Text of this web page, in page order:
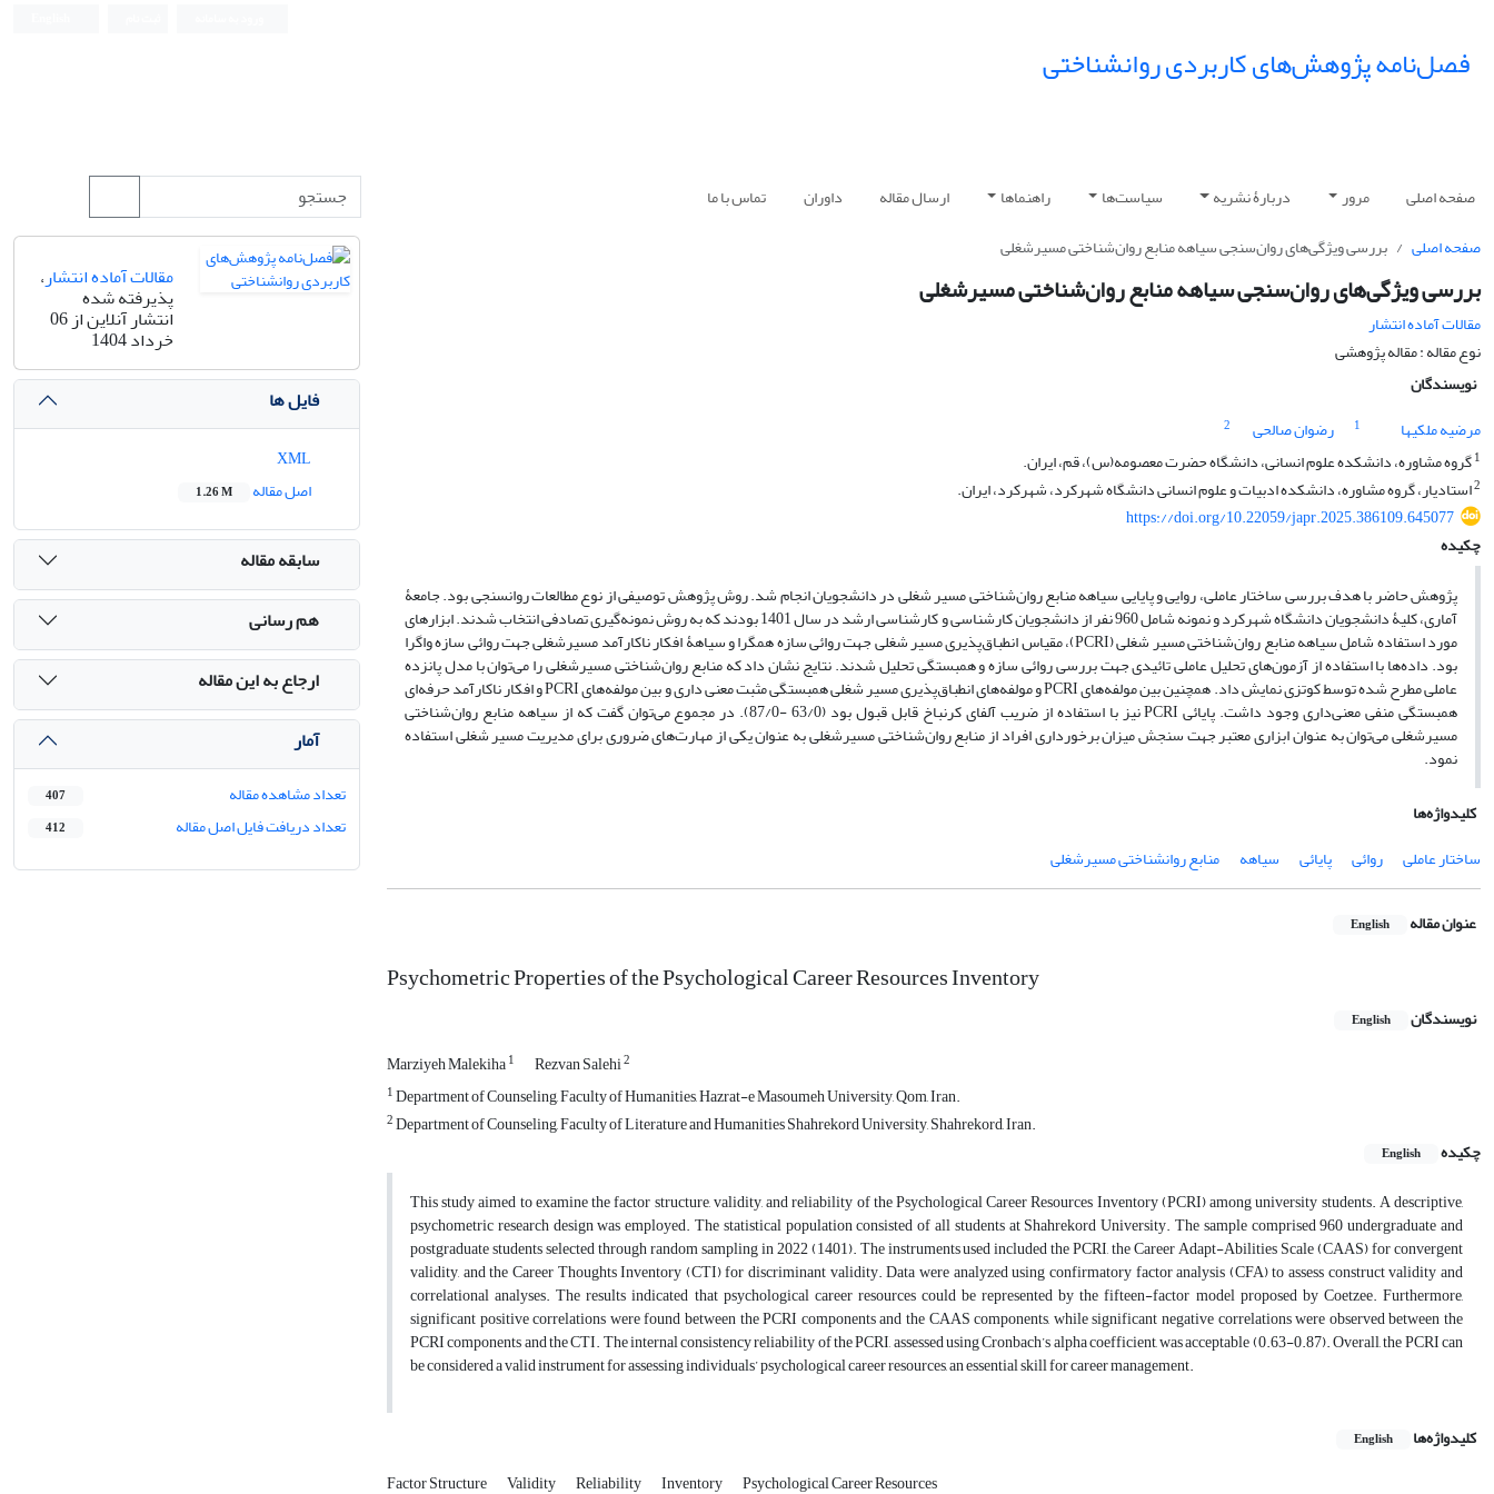
فصل‌نامه پژوهش‌های کاربردی روانشناختی
صفحه اصلی مرور دربارۀ نشریه سیاست‌ها راهنماها ارسال مقاله داوران
تماس با ما
صفحه اصلی
بررسی ویژگی‌های روان‌سنجی سیاهه منابع روان‌شناختی مسیرشغلی
بررسی ویژگی‌های روان‌سنجی سیاهه منابع روان‌شناختی مسیرشغلی
مقالات آماده انتشار
نوع مقاله : مقاله پژوهشی
نویسندگان
مرضیه ملکیها
1 رضوان صالحی
2
1گروه مشاوره، دانشکده علوم انسانی، دانشگاه حضرت معصومه(س)، قم، ایران.
2استادیار، گروه مشاوره، دانشکده ادبیات و علوم انسانی دانشگاه شهرکرد، شهرکرد، ایران.
https://doi.org/10.22059/japr.2025.386109.645077
چکیده
پژوهش حاضر با هدف بررسی ساختار عاملی، روایی و پایایی سیاهه منابع روان‌شناختی مسیر شغلی در دانشجویان انجام شد. روش پژوهش توصیفی از نوع مطالعات روانسنجی بود. جامعۀ
آماری، کلیۀ دانشجویان دانشگاه شهرکرد و نمونه شامل 960 نفر از دانشجویان کارشناسی و کارشناسی ارشد در سال 1401 بودند که به روش نمونه‌گیری تصادفی انتخاب شدند. ابزارهای
مورد استفاده شامل سیاهه منابع روان‌شناختی مسیر شغلی (PCRI)، مقیاس انطباق‌پذیری مسیر شغلی جهت روائی سازه همگرا و سیاهۀ افکار ناکارآمد مسیرشغلی جهت روائی سازه واگرا
بود. داده‌ها با استفاده از آزمون‌های تحلیل عاملی تائیدی جهت بررسی روائی سازه و همبستگی تحلیل شدند. نتایج نشان داد که منابع روان‌شناختی مسیرشغلی را می‌توان با مدل پانزده
عاملی مطرح شده توسط کوتزی نمایش داد. همچنین بین مولفه‌های PCRI و مولفه‌های انطباق‌پذیری مسیر شغلی همبستگی مثبت معنی داری و بین مولفه‌های PCRI و افکار ناکارآمد حرفه‌ای
همبستگی منفی معنی‌داری وجود داشت. پایائی PCRI نیز با استفاده از ضریب آلفای کرنباخ قابل قبول بود (63/0 -87/0). در مجموع می‌توان گفت که از سیاهه منابع روان‌شناختی
مسیرشغلی می‌توان به عنوان ابزاری معتبر جهت سنجش میزان برخورداری افراد از منابع روان‌شناختی مسیرشغلی به عنوان یکی از مهارت‌های ضروری برای مدیریت مسیر شغلی استفاده
نمود.
کلیدواژه‌ها
ساختار عاملی
روائی پایائی سیاهه منابع روانشناختی مسیرشغلی
عنوان مقاله English
Psychometric Properties of the Psychological Career Resources Inventory
نویسندگان English
Marziyeh Malekiha1 Rezvan Salehi2
1Department of Counseling, Faculty of Humanities, Hazrat-e Masoumeh University, Qom, Iran.
2Department of Counseling, Faculty of Literature and Humanities Shahrekord University, Shahrekord, Iran.
چکیده
English
This study aimed to examine the factor structure, validity, and reliability of the Psychological Career Resources Inventory (PCRI) among university students. A descriptive,
psychometric research design was employed. The statistical population consisted of all students at Shahrekord University. The sample comprised 960 undergraduate and
postgraduate students selected through random sampling in 2022 (1401). The instruments used included the PCRI, the Career Adapt-Abilities Scale (CAAS) for convergent
validity, and the Career Thoughts Inventory (CTI) for discriminant validity. Data were analyzed using confirmatory factor analysis (CFA) to assess construct validity and
correlational analyses. The results indicated that psychological career resources could be represented by the fifteen-factor model proposed by Coetzee. Furthermore,
significant positive correlations were found between the PCRI components and the CAAS components, while significant negative correlations were observed between the
PCRI components and the CTI. The internal consistency reliability of the PCRI, assessed using Cronbach’s alpha coefficient, was acceptable (0.63-0.87). Overall, the PCRI can
be considered a valid instrument for assessing individuals’ psychological career resources, an essential skill for career management.
کلیدواژه‌ها English
Factor Structure Validity Reliability Inventory Psychological Career Resources
مقالات آماده انتشار،
پذیرفته شده
انتشار آنلاین از 06
خرداد 1404
فایل ها
اصل مقاله
1.26 M
سابقه مقاله
هم رسانی
ارجاع به این مقاله
آمار
تعداد مشاهده مقاله 407
تعداد دریافت فایل اصل مقاله 412